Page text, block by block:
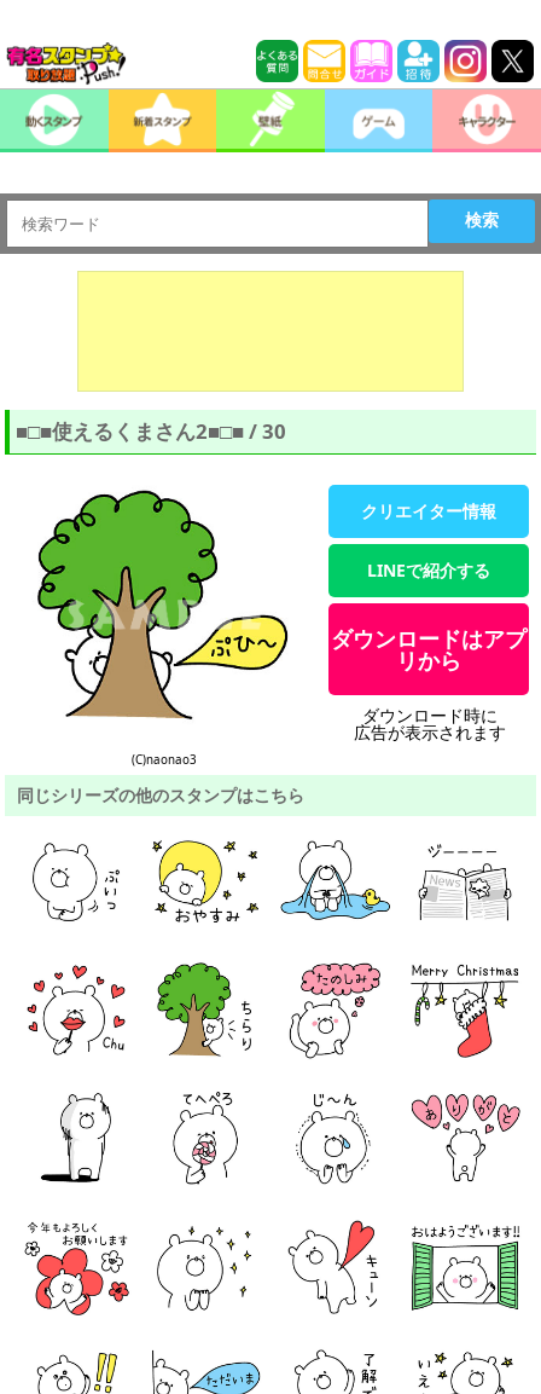
検索
■□■使えるくまさん2■□■ / 30
(C)naonao3
クリエイター情報
LINEで紹介する
ダウンロードはアプ
リから
ダウンロード時に
広告が表示されます
同じシリーズの他のスタンプはこちら